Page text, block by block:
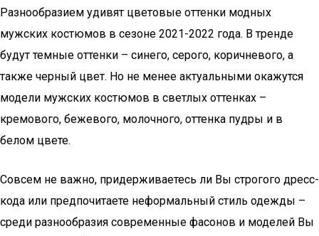
Разнообразием удивят цветовые оттенки модных
мужских костюмов в сезоне 2021-2022 года. В тренде
будут темные оттенки – синего, серого, коричневого, а
также черный цвет. Но не менее актуальными окажутся
модели мужских костюмов в светлых оттенках –
кремового, бежевого, молочного, оттенка пудры и в
белом цвете.
Совсем не важно, придерживаетесь ли Вы строгого дресс-
кода или предпочитаете неформальный стиль одежды –
среди разнообразия современные фасонов и моделей Вы